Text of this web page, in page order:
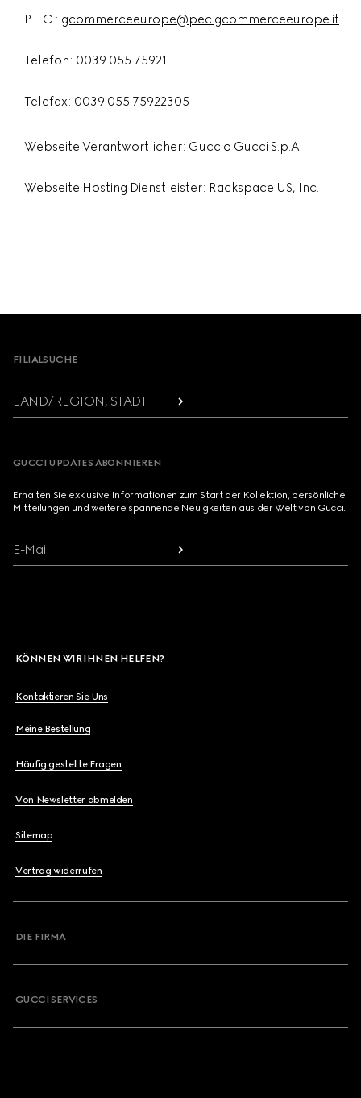
P.E.C.: gcommerceeurope@pec.gcommerceeurope.it
Telefon: 0039 055 75921
Telefax: 0039 055 75922305
Webseite Verantwortlicher: Guccio Gucci S.p.A.
Webseite Hosting Dienstleister: Rackspace US, Inc.
Footer
FILIALSUCHE
LAND/REGION, STADT
GUCCI UPDATES ABONNIEREN
Erhalten Sie exklusive Informationen zum Start der Kollektion, persönliche
Mitteilungen und weitere spannende Neuigkeiten aus der Welt von Gucci.
E-Mail
KÖNNEN WIR IHNEN HELFEN?
Kontaktieren Sie Uns
Meine Bestellung
Häufig gestellte Fragen
Von Newsletter abmelden
Sitemap
Vertrag widerrufen
DIE FIRMA
GUCCI SERVICES